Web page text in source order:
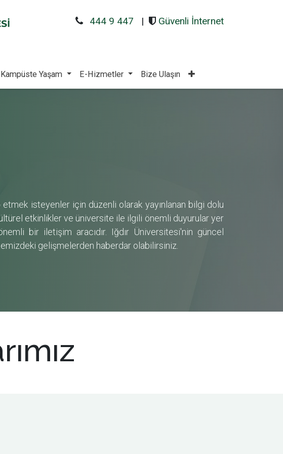
444 9 447 | Güvenli İnternet
Kampüste Yaşam E-Hizmetler Bize Ulaşın
isteyenler için düzenli olarak yayınlanan bilgi dolu
etkinlikler ve üniversite ile ilgili önemli duyurular yer
bir iletişim aracıdır. Iğdır Üniversitesi'nin güncel
gelişmelerden haberdar olabilirsiniz.